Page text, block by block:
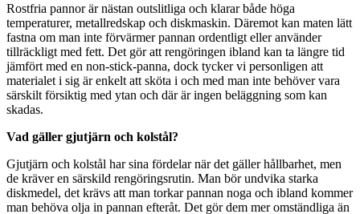
Rostfria pannor är nästan outslitliga och klarar både höga
temperaturer, metallredskap och diskmaskin. Däremot kan maten lätt
fastna om man inte förvärmer pannan ordentligt eller använder
tillräckligt med fett. Det gör att rengöringen ibland kan ta längre tid
jämfört med en non-stick-panna, dock tycker vi personligen att
materialet i sig är enkelt att sköta i och med man inte behöver vara
särskilt försiktig med ytan och där är ingen beläggning som kan
skadas.
Vad gäller gjutjärn och kolstål?
Gjutjärn och kolstål har sina fördelar när det gäller hållbarhet, men
de kräver en särskild rengöringsrutin. Man bör undvika starka
diskmedel, det krävs att man torkar pannan noga och ibland kommer
man behöva olja in pannan efteråt. Det gör dem mer omständliga än